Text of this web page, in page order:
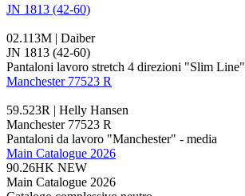
JN 1813 (42-60)
02.113M | Daiber
JN 1813 (42-60)
Pantaloni lavoro stretch 4 direzioni "Slim Line"
Manchester 77523 R
59.523R | Helly Hansen
Manchester 77523 R
Pantaloni da lavoro "Manchester" - media
Main Catalogue 2026
90.26HK NEW
Main Catalogue 2026